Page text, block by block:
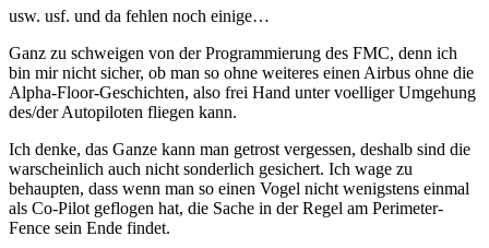
usw. usf. und da fehlen noch einige…
Ganz zu schweigen von der Programmierung des FMC, denn ich
bin mir nicht sicher, ob man so ohne weiteres einen Airbus ohne die
Alpha-Floor-Geschichten, also frei Hand unter voelliger Umgehung
des/der Autopiloten fliegen kann.
Ich denke, das Ganze kann man getrost vergessen, deshalb sind die
warscheinlich auch nicht sonderlich gesichert. Ich wage zu
behaupten, dass wenn man so einen Vogel nicht wenigstens einmal
als Co-Pilot geflogen hat, die Sache in der Regel am Perimeter-
Fence sein Ende findet.